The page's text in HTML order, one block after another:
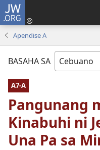
JW.ORG
Apendise A
BASAHA SA
A7-A
Pangunang
Kinabuhi ni
Una Pa sa